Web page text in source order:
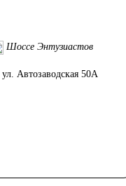
Шоссе Энтузиастов
Автозаводская 50А